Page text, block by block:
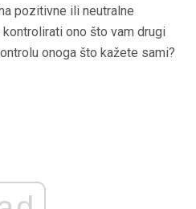
pozitivne ili neutralne
ono što vam drugi
onoga što kažete sami?